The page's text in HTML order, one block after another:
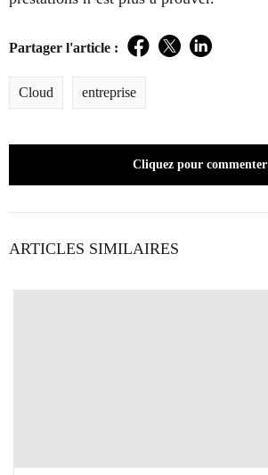
Partager l'article : Facebook
TwitterLinkedIn
Cloud entreprise
Cliquez pour commenter
ARTICLES SIMILAIRES